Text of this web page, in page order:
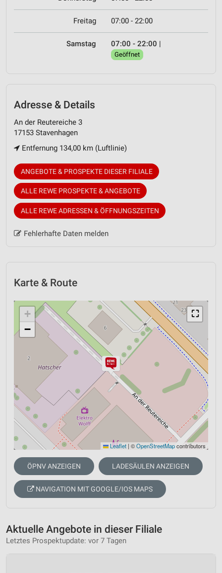
Freitag 07:00 - 22:00
Samstag 07:00 - 22:00 |
Geöffnet
Adresse & Details
An der Reutereiche 3
17153 Stavenhagen
Entfernung 134,00 km (Luftlinie)
ANGEBOTE & PROSPEKTE DIESER FILIALE
ALLE REWE PROSPEKTE & ANGEBOTE
ALLE REWE ADRESSEN & ÖFFNUNGSZEITEN
Fehlerhafte Daten melden
Karte & Route
⛶
+
−
Leaflet | ©OpenStreetMapcontributors
ÖPNV ANZEIGEN LADESÄULEN ANZEIGEN
NAVIGATION MIT GOOGLE/IOS MAPS
Aktuelle Angebote in dieser Filiale
Letztes Prospektupdate: vor 7 Tagen